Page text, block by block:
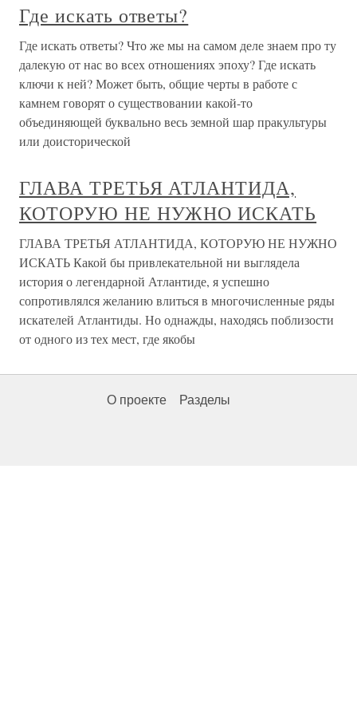
Где искать ответы?
Где искать ответы? Что же мы на самом деле знаем про ту
далекую от нас во всех отношениях эпоху? Где искать
ключи к ней? Может быть, общие черты в работе с
камнем говорят о существовании какой-то
объединяющей буквально весь земной шар пракультуры
или доисторической
ГЛАВА ТРЕТЬЯ АТЛАНТИДА,
КОТОРУЮ НЕ НУЖНО ИСКАТЬ
ГЛАВА ТРЕТЬЯ АТЛАНТИДА, КОТОРУЮ НЕ НУЖНО
ИСКАТЬ Какой бы привлекательной ни выглядела
история о легендарной Атлантиде, я успешно
сопротивлялся желанию влиться в многочисленные ряды
искателей Атлантиды. Но однажды, находясь поблизости
от одного из тех мест, где якобы
О проекте Разделы